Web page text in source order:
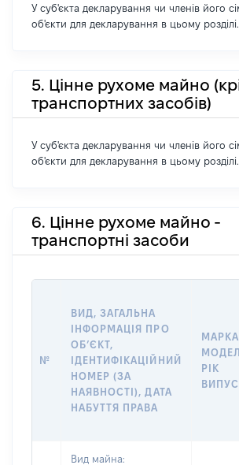
У суб'єкта декларування чи членів його
об'єкти для декларування в цьому розділі.
5. Цінне рухоме майно
транспортних засобів)
У суб'єкта декларування чи членів його
об'єкти для декларування в цьому розділі.
6. Цінне рухоме майно -
транспортні засоби
№
ВИД, ЗАГАЛЬНА
ІНФОРМАЦІЯ ПРО
ОБʼЄКТ,
ІДЕНТИФІКАЦІЙНИЙ
НОМЕР (ЗА
НАЯВНОСТІ), ДАТА
НАБУТТЯ ПРАВА
РІК
Вид майна: